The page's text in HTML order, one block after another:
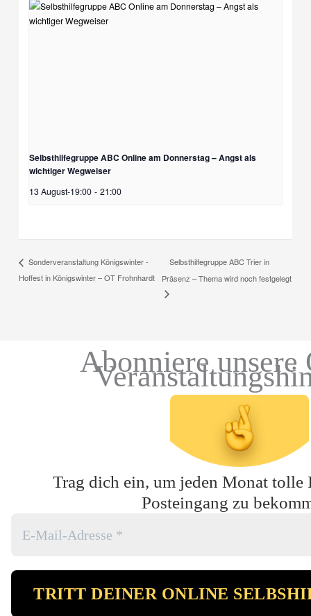
Selbsthilfegruppe ABC Online am Donnerstag – Angst als
wichtiger Wegweiser
13 August-19:00 - 21:00
Sonderveranstaltung Königswinter -
Hoffest in Königswinter – OT Frohnhardt
Selbsthilfegruppe ABC Trier in
Präsenz – Thema wird noch festgelegt
Abonniere unsere
Trag dich ein, um jeden Monat tolle
Posteingang zu